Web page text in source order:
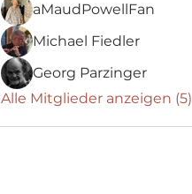
aMaudPowellFan
Michael Fiedler
Georg Parzinger
Alle Mitglieder anzeigen (5)